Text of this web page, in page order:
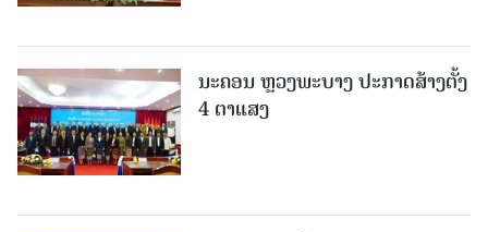
ນະຄອນ ຫຼວງພະບາງ ປະ​ກາດ​ສ້າງ​ຕັ້ງ
4 ຕາແສງ